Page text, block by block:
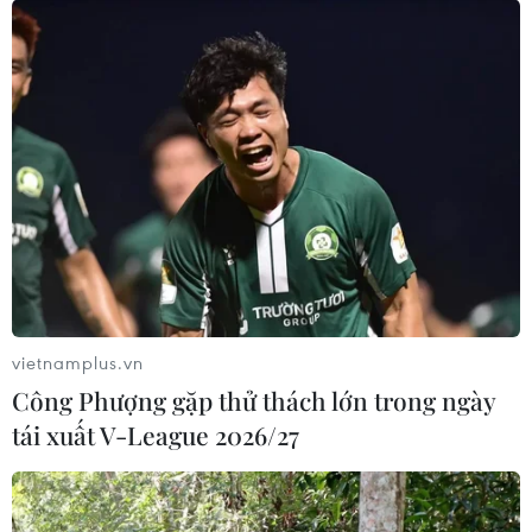
vietnamplus.vn
Công Phượng gặp thử thách lớn trong ngày
tái xuất V-League 2026/27